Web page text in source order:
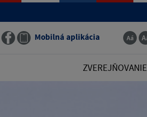
Mobilná aplikácia
ZVEREJŇOVANIE